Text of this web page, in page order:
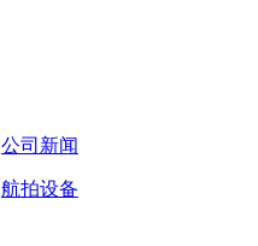
公司新闻
航拍设备